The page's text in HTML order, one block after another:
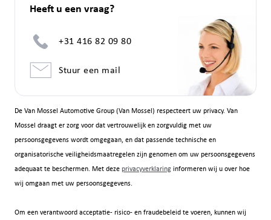
De Van Mossel Automotive Group (Van Mossel) respecteert uw privacy. Van
Mossel draagt er zorg voor dat vertrouwelijk en zorgvuldig met uw
persoonsgegevens wordt omgegaan, en dat passende technische en
organisatorische veiligheidsmaatregelen zijn genomen om uw persoonsgegevens
adequaat te beschermen. Met deze privacyverklaringinformeren wij u over hoe
wij omgaan met uw persoonsgegevens.
Om een verantwoord acceptatie- risico- en fraudebeleid te voeren, kunnen wij
Heeft u een vraag?
+31 416 82 09 80
Stuur een mail